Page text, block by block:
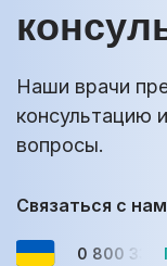
Наши врачи
консультацию
вопросы.
Связаться с
0 800 33-